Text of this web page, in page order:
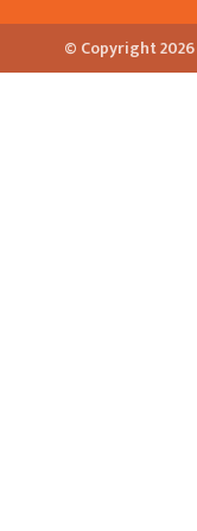
© Copyright 2026